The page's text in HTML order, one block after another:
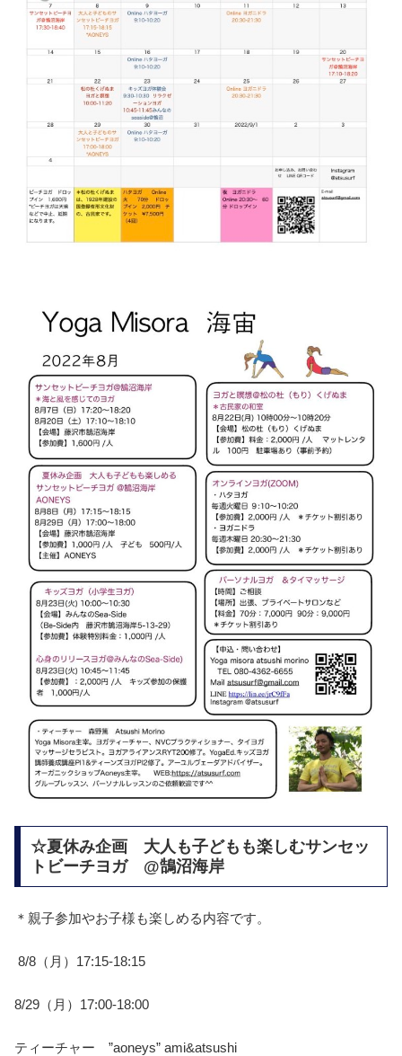
☆夏休み企画 大人も子どもも楽しむサンセッ
トビーチヨガ @鵠沼海岸
＊親子参加やお子様も楽しめる内容です。
8/8（月）17:15-18:15
8/29（月）17:00-18:00
ティーチャー ”aoneys” ami&atsushi